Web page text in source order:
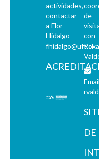
actividades,
contactar
a Flor
Hidalgo
fhidalgo@uft.cl
de
con
DE